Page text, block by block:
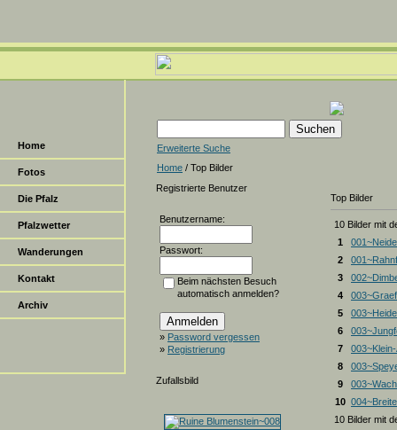
Home
Fotos
Die Pfalz
Pfalzwetter
Wanderungen
Kontakt
Archiv
Erweiterte Suche
Home / Top Bilder
Registrierte Benutzer
Benutzername:
Passwort:
Beim nächsten Besuch
automatisch anmelden?
» Password vergessen
» Registrierung
Zufallsbild
Top Bilder
10 Bilder mit
1
2
3
4
5
6
7
8
9
10
10 Bilder mit